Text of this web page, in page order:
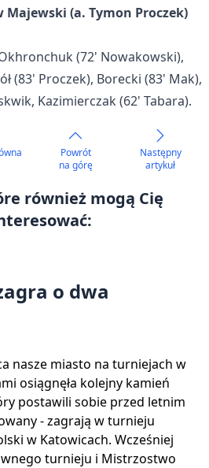
Majewski (a. Tymon Proczek)
(72' Nowakowski),
(83' Proczek), Borecki (83' Mak),
Kazimierczak (62' Tabara).
Powrót
na górę
Następny
artykuł
również mogą Cię
o dwa
nasze miasto na turniejach w
osiągnęła kolejny kamień
postawili sobie przed letnim
- zagrają w turnieju
w Katowicach. Wcześniej
turnieju i Mistrzostwo